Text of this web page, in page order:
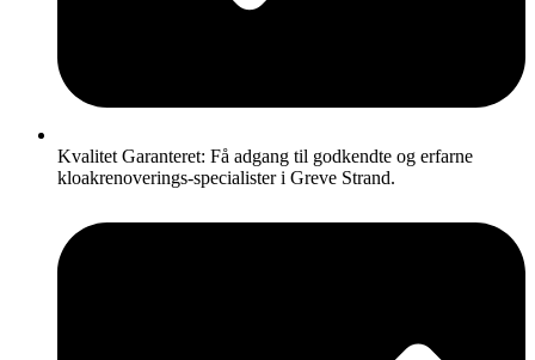
Kvalitet Garanteret: Få adgang til godkendte og erfarne
kloakrenoverings-specialister i Greve Strand.